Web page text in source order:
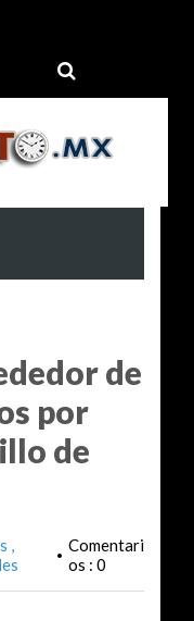
de
por
de
• Comentari
os : 0